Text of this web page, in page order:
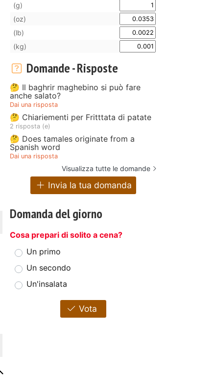
(g)
(oz)
(lb)
(kg)
Domande - Risposte
🤔 Il baghrir maghebino si può fare
anche salato?
Dai una risposta
🤔 Chiariementi per Fritttata di patate
2 risposta (e)
🤔 Does tamales originate from a
Spanish word
Dai una risposta
Visualizza tutte le domande
Invia la tua domanda
Domanda del giorno
Cosa prepari di solito a cena?
Un primo
Un secondo
Un'insalata
Vota